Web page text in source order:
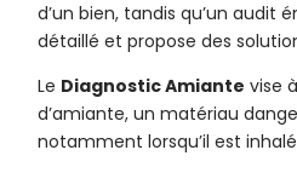
d’un bien, tandis qu’un audit
détaillé et propose des
Le Diagnostic Amiante vise
d’amiante, un matériau
notamment lorsqu’il est